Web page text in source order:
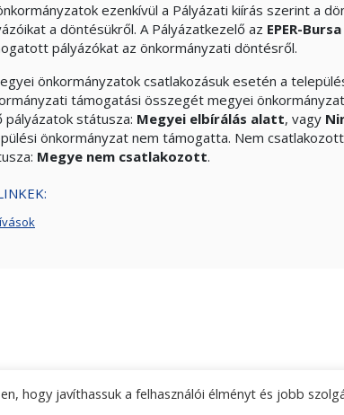
ezenkívül a Pályázati kiírás szerint a
a döntésükről. A Pályázatkezelő az EPER-Bursa
pályázókat az önkormányzati döntésről.
önkormányzatok csatlakozásuk esetén a
támogatási összegét megyei
pályázatok státusza: Megyei elbírálás alatt, vagy
önkormányzat nem támogatta. Nem
Megye nem csatlakozott.
hogy javíthassuk a felhasználói élményt és jobb